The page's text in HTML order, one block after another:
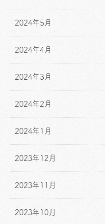
2024年5月
2024年4月
2024年3月
2024年2月
2024年1月
2023年12月
2023年11月
2023年10月